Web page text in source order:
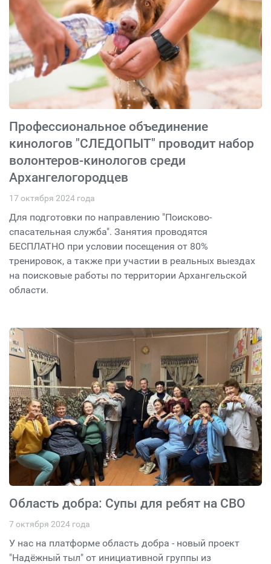
Профессиональное объединение
кинологов "СЛЕДОПЫТ" проводит набор
волонтеров-кинологов среди
Архангелогородцев
17 октября 2024 года
Для подготовки по направлению "Поисково-
спасательная служба". Занятия проводятся
БЕСПЛАТНО при условии посещения от 80%
тренировок, а также при участии в реальных выездах
на поисковые работы по территории Архангельской
области.
Область добра: Супы для ребят на СВО
7 октября 2024 года
У нас на платформе область добра - новый проект
"Надёжный тыл" от инициативной группы из